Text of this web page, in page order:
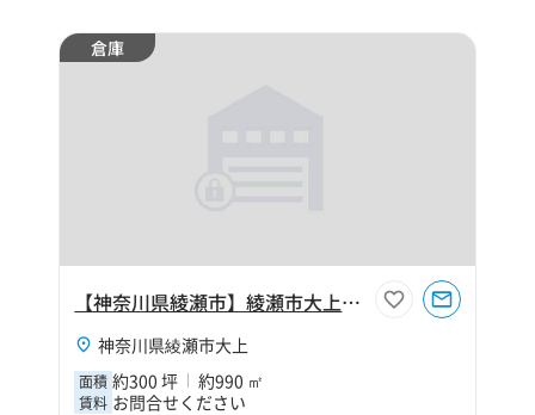
倉庫
【神奈川県綾瀬市】綾瀬市大上1丁目300坪倉庫
神奈川県綾瀬市大上
面積 約300 坪 約990 ㎡
賃料 お問合せください